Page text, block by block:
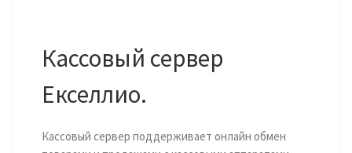
Кассовый сервер
Екселлио.
Кассовый сервер поддерживает онлайн обмен